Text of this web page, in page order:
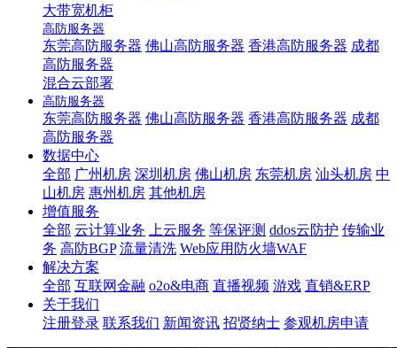
大带宽机柜
高防服务器
东莞高防服务器 佛山高防服务器 香港高防服务器 成都
高防服务器
混合云部署
高防服务器
东莞高防服务器 佛山高防服务器 香港高防服务器 成都
高防服务器
数据中心
全部 广州机房 深圳机房 佛山机房 东莞机房 汕头机房 中
山机房 惠州机房 其他机房
增值服务
全部 云计算业务 上云服务 等保评测 ddos云防护 传输业
务 高防BGP 流量清洗 Web应用防火墙WAF
解决方案
全部 互联网金融 o2o&电商 直播视频 游戏 直销&ERP
关于我们
注册登录 联系我们 新闻资讯 招贤纳士 参观机房申请